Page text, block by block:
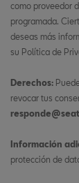
como proveedor
programada.
deseas más
su Política de
Derechos:
revocar tus
Información
protección de